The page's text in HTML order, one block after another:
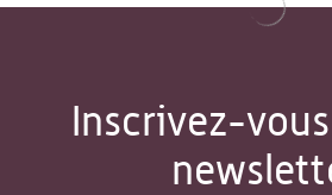
Inscrivez-